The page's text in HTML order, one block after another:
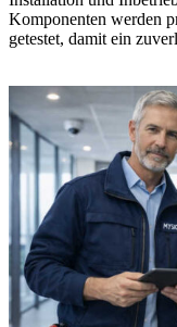
Komponenten werden
getestet, damit ein